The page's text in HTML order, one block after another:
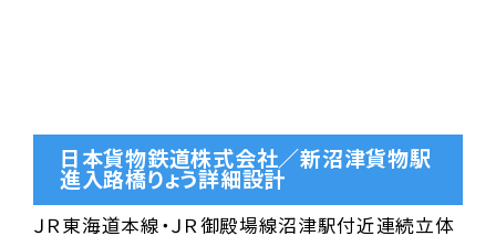
日本貨物鉄道株式会社／新沼津貨物駅
進入路橋りょう詳細設計
ＪＲ東海道本線・ＪＲ御殿場線沼津駅付近連続立体